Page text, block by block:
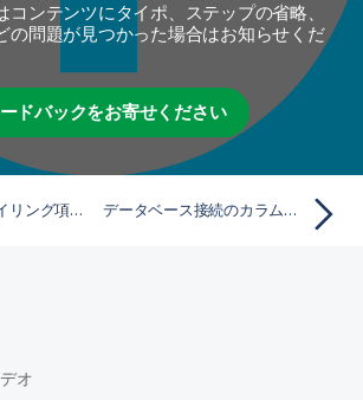
コンテンツにタイポ、ステップの省略、
の問題が見つかった場合はお知らせくだ
ドバックをお寄せください
データプロファイリング項目をエクスポート データベース接続のカラムへのタスクの追加
オ